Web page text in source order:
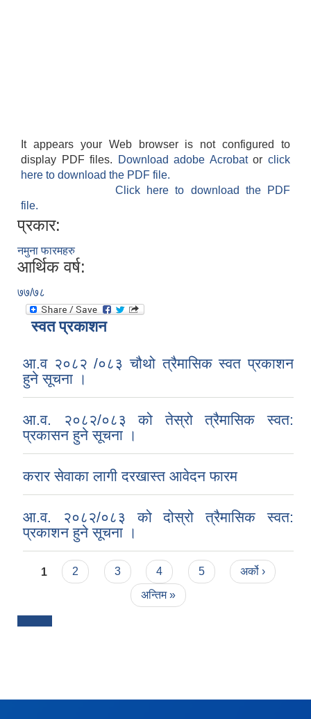
It appears your Web browser is not configured to
display PDF files.
Download adobe Acrobatorclick
here to download the PDF file.
Click here to download the PDF
file.
प्रकार:
नमुना फारमहरु
आर्थिक वर्ष:
७७/७८
स्वत प्रकाशन
आ.व २०८२ /०८३ चौथो त्रैमासिक स्वत प्रकाशन
हुने सूचना ।
आ.व. २०८२/०८३ को तेस्रो त्रैमासिक स्वत:
प्रकासन हुने सूचना ।
करार सेवाका लागी दरखास्त आवेदन फारम
आ.व. २०८२/०८३ को दोस्रो त्रैमासिक स्वत:
प्रकाशन हुने सूचना ।
Pages
1 2 3 4 5
अर्को ›
अन्तिम »